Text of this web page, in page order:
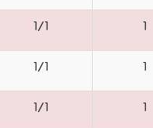
1/1 1
1/1 1
1/1 1